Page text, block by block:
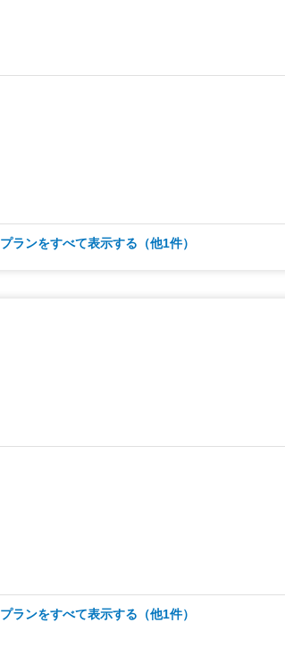
プランをすべて表示する（他1件）
プランをすべて表示する（他1件）